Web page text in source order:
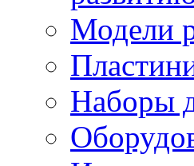
Модели
Наборы